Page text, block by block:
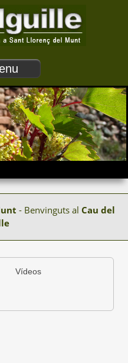
- Benvinguts al Cau del
Vídeos